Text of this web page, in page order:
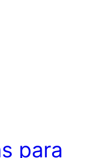
para